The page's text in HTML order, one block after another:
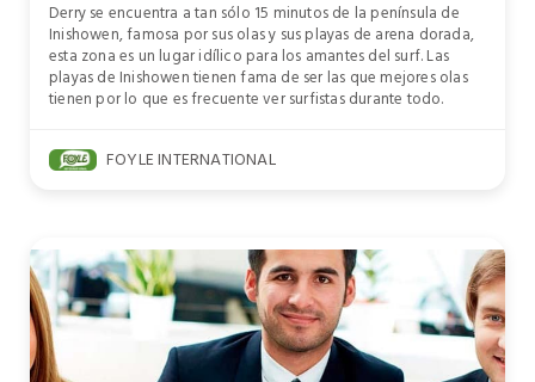
Derry se encuentra a tan sólo 15 minutos de la península de
Inishowen, famosa por sus olas y sus playas de arena dorada,
esta zona es un lugar idílico para los amantes del surf. Las
playas de Inishowen tienen fama de ser las que mejores olas
tienen por lo que es frecuente ver surfistas durante todo.
FOYLE INTERNATIONAL